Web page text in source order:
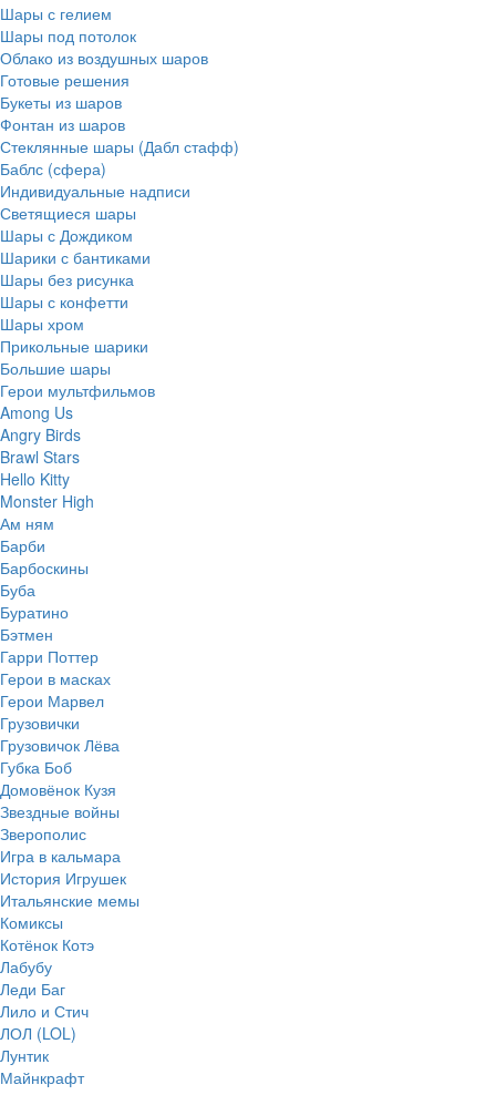
Шары с гелием
Шары под потолок
Облако из воздушных шаров
Готовые решения
Букеты из шаров
Фонтан из шаров
Стеклянные шары (Дабл стафф)
Баблс (сфера)
Индивидуальные надписи
Светящиеся шары
Шары с Дождиком
Шарики с бантиками
Шары без рисунка
Шары с конфетти
Шары хром
Прикольные шарики
Большие шары
Герои мультфильмов
Among Us
Angry Birds
Brawl Stars
Hello Kitty
Monster High
Ам ням
Барби
Барбоскины
Буба
Буратино
Бэтмен
Гарри Поттер
Герои в масках
Герои Марвел
Грузовички
Грузовичок Лёва
Губка Боб
Домовёнок Кузя
Звездные войны
Зверополис
Игра в кальмара
История Игрушек
Итальянские мемы
Комиксы
Котёнок Котэ
Лабубу
Леди Баг
Лило и Стич
ЛОЛ (LOL)
Лунтик
Майнкрафт